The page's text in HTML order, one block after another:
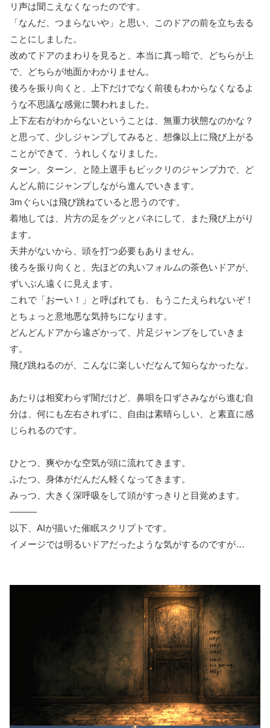
リ声は聞こえなくなったのです。
「なんだ、つまらないや」と思い、このドアの前を立ち去る
ことにしました。
改めてドアのまわりを見ると、本当に真っ暗で、どちらが上
で、どちらが地面かわかりません。
後ろを振り向くと、上下だけでなく前後もわからなくなるよ
うな不思議な感覚に襲われました。
上下左右がわからないということは、無重力状態なのかな？
と思って、少しジャンプしてみると、想像以上に飛び上がる
ことができて、うれしくなりました。
ターン、ターン、と陸上選手もビックリのジャンプ力で、ど
んどん前にジャンプしながら進んでいきます。
3mぐらいは飛び跳ねていると思うのです。
着地しては、片方の足をグッとバネにして、また飛び上がり
ます。
天井がないから、頭を打つ必要もありません。
後ろを振り向くと、先ほどの丸いフォルムの茶色いドアが、
ずいぶん遠くに見えます。
これで「おーい！」と呼ばれても、もうこたえられないぞ！
とちょっと意地悪な気持ちになります。
どんどんドアから遠ざかって、片足ジャンプをしていきま
す。
飛び跳ねるのが、こんなに楽しいだなんて知らなかったな。
あたりは相変わらず闇だけど、鼻唄を口ずさみながら進む自
分は、何にも左右されずに、自由は素晴らしい、と素直に感
じられるのです。
ひとつ、爽やかな空気が頭に流れてきます。
ふたつ、身体がだんだん軽くなってきます。
みっつ、大きく深呼吸をして頭がすっきりと目覚めます。
―――
以下、AIが描いた催眠スクリプトです。
イメージでは明るいドアだったような気がするのですが…